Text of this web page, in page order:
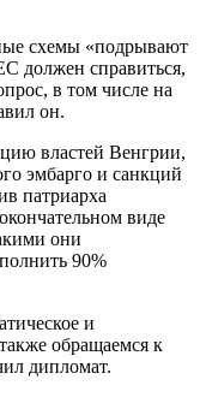
схемы «подрывают
должен справиться,
в том числе на
он.
властей Венгрии,
эмбарго и санкций
патриарха
виде
они
90%
и
обращаемся к
дипломат.